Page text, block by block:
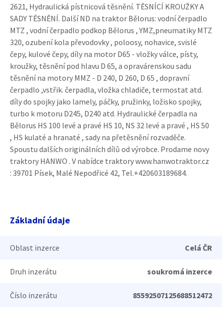
2621, Hydraulická pístnicová těsnění. TĚSNÍCÍ KROUŽKY A
SADY TĚSNĚNÍ. Další ND na traktor Bělorus: vodní čerpadlo
MTZ , vodní čerpadlo podkop Bělorus , YMZ,pneumatiky MTZ
320, ozubení kola převodovky , poloosy, nohavice, svislé
čepy, kulové čepy, díly na motor D65 - vložky válce, písty,
kroužky, těsnění pod hlavu D 65, a opravárenskou sadu
těsnění na motory MMZ - D 240, D 260, D 65 , dopravní
čerpadlo ,vstřik. čerpadla, vložka chladiče, termostat atd.
díly do spojky jako lamely, páčky, pružinky, ložisko spojky,
turbo k motoru D245, D240 atd. Hydraulické čerpadla na
Bělorus HS 100 levé a pravé HS 10, NS 32 levé a pravé , HS 50
, HS kulaté a hranaté , sady na přetěsnění rozvaděče.
Spoustu dalších originálních dílů od výrobce. Prodame novy
traktory HANWO . V nabídce traktory www.hanwotraktor.cz
: 39701 Písek, Malé Nepodřicé 42, Tel.+420603189684.
Základní údaje
Oblast inzerce Celá ČR
Druh inzerátu soukromá inzerce
Číslo inzerátu 85592507125688512472